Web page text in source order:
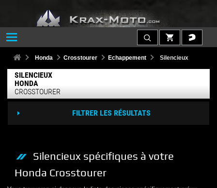
Honda Crosstourer Echappement Silencieux
SILENCIEUX
HONDA
CROSSTOURER
FILTRER LES RÉSULTATS
Silencieux spécifiques à votre
Honda Crosstourer